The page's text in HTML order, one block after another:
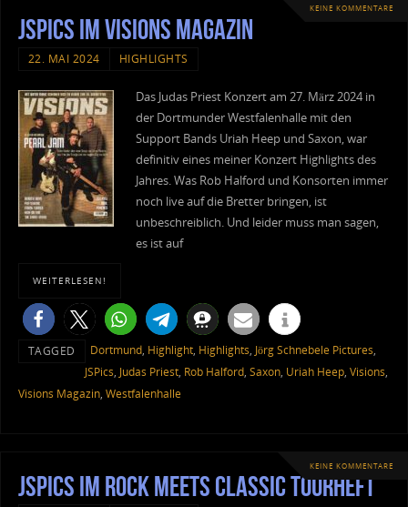
KEINE KOMMENTARE
JSPics im Visions Magazin
22. MAI 2024 HIGHLIGHTS
Das Judas Priest Konzert am 27. März 2024 in
der Dortmunder Westfalenhalle mit den
Support Bands Uriah Heep und Saxon, war
definitiv eines meiner Konzert Highlights des
Jahres. Was Rob Halford und Konsorten immer
noch live auf die Bretter bringen, ist
unbeschreiblich. Und leider muss man sagen,
es ist auf
WEITERLESEN!
TAGGED Dortmund, Highlight, Highlights, Jörg Schnebele Pictures,
JSPics, Judas Priest, Rob Halford, Saxon, Uriah Heep, Visions,
Visions Magazin, Westfalenhalle
KEINE KOMMENTARE
JSPics im Rock meets Classic Tourheft